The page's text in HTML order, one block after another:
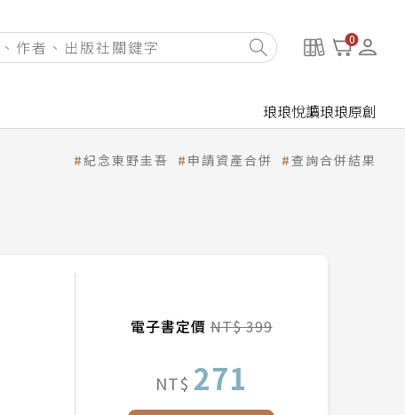
0
琅琅悅讀琅琅原創
紀念東野圭吾 申請資產合併 查詢合併結果
電子書定價NT$ 399
NT$ 271